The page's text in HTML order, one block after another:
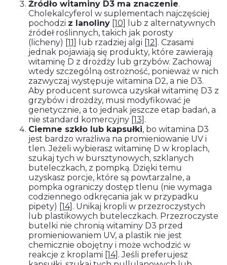
Źródło witaminy D3 ma znaczenie.
Cholekalcyferol w suplementach najczęściej
pochodzi z lanoliny [10]
lub z alternatywnych
źródeł roślinnych, takich jak porosty
(licheny) [11] lub rzadziej algi [12] . Czasami
jednak pojawiają się produkty, które zawierają
witaminę D z drożdży lub grzybów. Zachowaj
wtedy szczególną ostrożność, ponieważ w nich
zazwyczaj występuje witamina D2, a nie D3.
Aby producent surowca uzyskał witaminę D3 z
grzybów i drożdży, musi modyfikować je
genetycznie, a to jednak jeszcze etap badań, a
nie standard komercyjny [13] .
Ciemne szkło lub kapsułki, bo witamina D3
jest bardzo wrażliwa na promieniowanie UV i
tlen. Jeżeli wybierasz witaminę D w kroplach,
szukaj tych w bursztynowych, szklanych
buteleczkach, z pompką. Dzięki temu
uzyskasz porcje, które są powtarzalne, a
pompka ograniczy dostęp tlenu (nie wymaga
codziennego odkręcania jak w przypadku
pipety) [14] . Unikaj kropli w przezroczystych
lub plastikowych buteleczkach. Przezroczyste
butelki nie chronią witaminy D3 przed
promieniowaniem UV, a plastik nie jest
chemicznie obojętny i może wchodzić w
reakcje z kroplami [14] . Jeśli preferujesz